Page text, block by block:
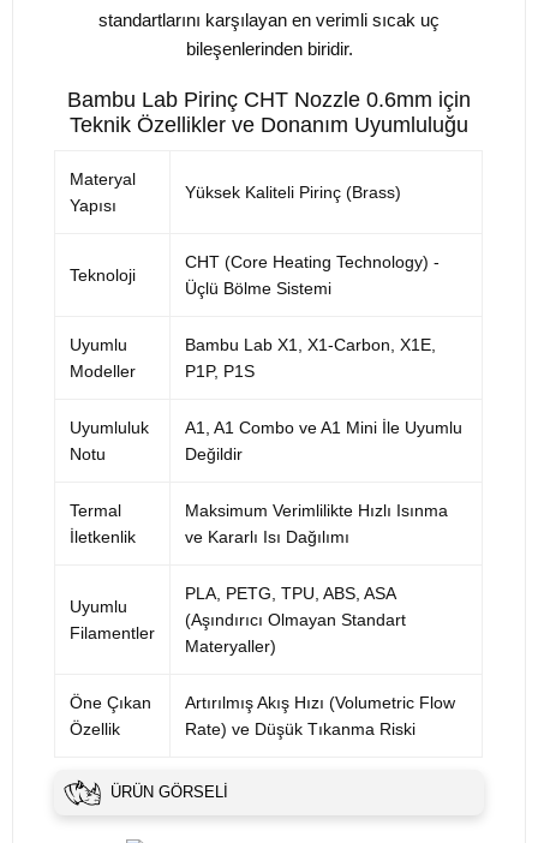
standartlarını karşılayan en verimli sıcak uç
bileşenlerinden biridir.
Bambu Lab Pirinç CHT Nozzle 0.6mm için
Teknik Özellikler ve Donanım Uyumluluğu
Materyal
Yapısı
Yüksek Kaliteli Pirinç (Brass)
Teknoloji
CHT (Core Heating Technology) -
Üçlü Bölme Sistemi
Uyumlu
Modeller
Bambu Lab X1, X1-Carbon, X1E,
P1P, P1S
Uyumluluk
Notu
A1, A1 Combo ve A1 Mini İle Uyumlu
Değildir
Termal
İletkenlik
Maksimum Verimlilikte Hızlı Isınma
ve Kararlı Isı Dağılımı
Uyumlu
Filamentler
PLA, PETG, TPU, ABS, ASA
(Aşındırıcı Olmayan Standart
Materyaller)
Öne Çıkan
Özellik
Artırılmış Akış Hızı (Volumetric Flow
Rate) ve Düşük Tıkanma Riski
ÜRÜN GÖRSELI